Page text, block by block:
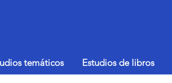
temáticos Estudios de libros